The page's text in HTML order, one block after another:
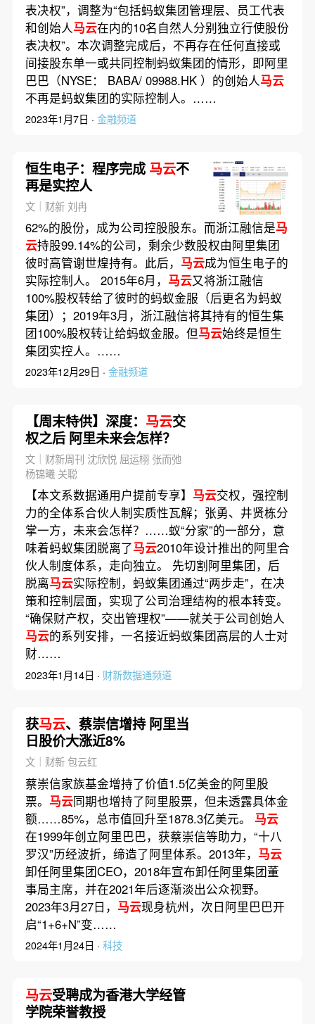
表决权”，调整为“包括蚂蚁集团管理层、员工代表
和创始人马云在内的10名自然人分别独立行使股份
表决权”。本次调整完成后，不再存在任何直接或
间接股东单一或共同控制蚂蚁集团的情形，即阿里
巴巴（NYSE： BABA/ 09988.HK ）的创始人马云
不再是蚂蚁集团的实际控制人。……
2023年1月7日 · 金融频道
恒生电子：程序完成 马云不
再是实控人
文｜财新 刘冉
62%的股份，成为公司控股股东。而浙江融信是马
云持股99.14%的公司，剩余少数股权由阿里集团
彼时高管谢世煌持有。此后， 马云成为恒生电子的
实际控制人。 2015年6月， 马云又将浙江融信
100%股权转给了彼时的蚂蚁金服（后更名为蚂蚁
集团）；2019年3月，浙江融信将其持有的恒生集
团100%股权转让给蚂蚁金服。但马云始终是恒生
集团实控人。……
2023年12月29日 · 金融频道
【周末特供】深度： 马云交
权之后 阿里未来会怎样？
文｜财新周刊 沈欣悦 屈运栩 张而弛
杨锦曦 关聪
【本文系数据通用户提前专享】 马云交权，强控制
力的全体系合伙人制实质性瓦解；张勇、井贤栋分
掌一方，未来会怎样？……蚁“分家”的一部分，意
味着蚂蚁集团脱离了马云2010年设计推出的阿里合
伙人制度体系，走向独立。 先切割阿里集团，后
脱离马云实际控制，蚂蚁集团通过“两步走”，在决
策和控制层面，实现了公司治理结构的根本转变。
“确保财产权，交出管理权”——就关于公司创始人
马云的系列安排，一名接近蚂蚁集团高层的人士对
财……
2023年1月14日 · 财新数据通频道
获马云、蔡崇信增持 阿里当
日股价大涨近8%
文｜财新 包云红
蔡崇信家族基金增持了价值1.5亿美金的阿里股
票。 马云同期也增持了阿里股票，但未透露具体金
额……85%，总市值回升至1878.3亿美元。 马云
在1999年创立阿里巴巴，获蔡崇信等助力，“十八
罗汉”历经波折，缔造了阿里体系。2013年， 马云
卸任阿里集团CEO，2018年宣布卸任阿里集团董
事局主席，并在2021年后逐渐淡出公众视野。
2023年3月27日， 马云现身杭州，次日阿里巴巴开
启“1+6+N”变……
2024年1月24日 · 科技
马云受聘成为香港大学经管
学院荣誉教授